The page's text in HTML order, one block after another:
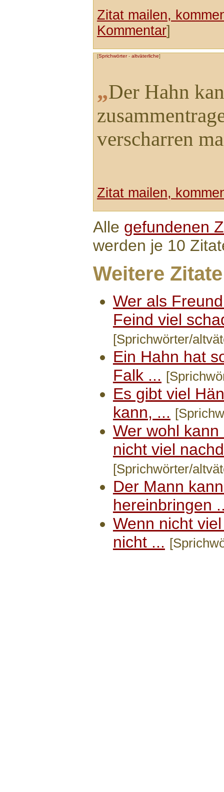
Zitat mailen,
Kommentar]
[Sprichwörter- altväterliche]
„Der Hahn
verscharren
Zitat mailen,
Alle gefundenen
werden je 10
Weitere Zitate
Wer als
Feind viel
[Sprichwörter/
Ein Hahn hat
Falk ...
Es gibt viel
kann, ...
Wer wohl
nicht viel
[Sprichwörter/
Der Mann
hereinbringen
Wenn nicht
nicht ...